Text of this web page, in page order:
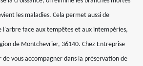
les maladies. Cela permet aussi de
l'arbre face aux tempêtes et aux intempéries,
de Montchevrier, 36140. Chez Entreprise
vous accompagner dans la préservation de